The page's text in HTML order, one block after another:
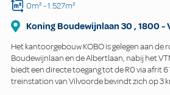
0m²- 1.527m²
Koning Boudewijnlaan 30 , 1800 -
Het kantoorgebouw KOBO is gelegen aan de
Boudewijnlaan en de Albertlaan, nabij het
biedt een directe toegang tot de R0 via afrit
treinstation van Vilvoorde bevindt zich op 3